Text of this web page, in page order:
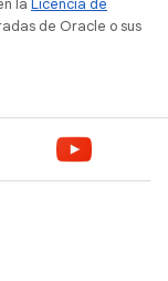
la Licencia de
de Oracle o sus